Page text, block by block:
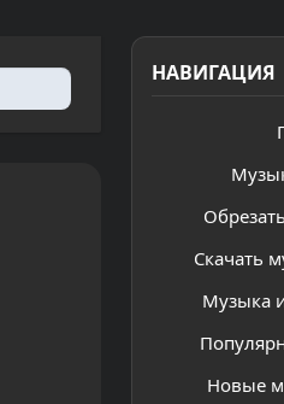
НАВИГАЦИЯ
Скачать
Музыка
Новые